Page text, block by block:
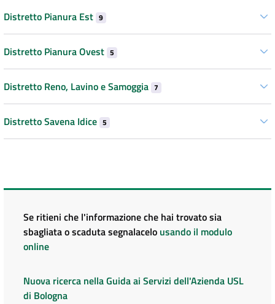
Distretto Pianura Est 9
Distretto Pianura Ovest 5
Distretto Reno, Lavino e Samoggia 7
Distretto Savena Idice 5
Se ritieni che l'informazione che hai trovato sia
sbagliata o scaduta segnalacelo usando il modulo
online
Nuova ricerca nella Guida ai Servizi dell'Azienda USL
di Bologna